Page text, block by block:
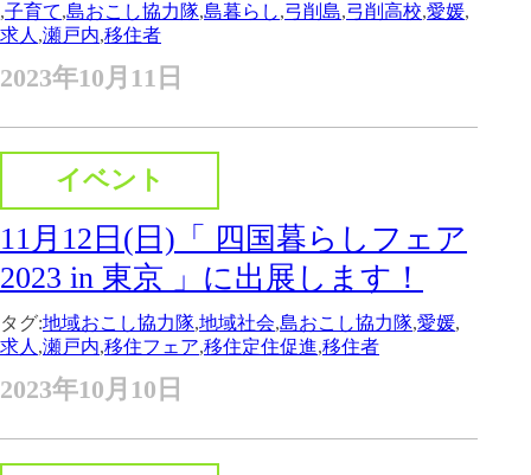
,子育て,島おこし協力隊,島暮らし,弓削島,弓削高校,愛媛,
求人 ,瀬戸内,移住者
2023年10月11日
イベント
11月12日(日)「 四国暮らしフェア
2023 in 東京 」に出展します！
タグ:地域おこし協力隊,地域社会,島おこし協力隊,愛媛,
求人 ,瀬戸内,移住フェア,移住定住促進,移住者
2023年10月10日